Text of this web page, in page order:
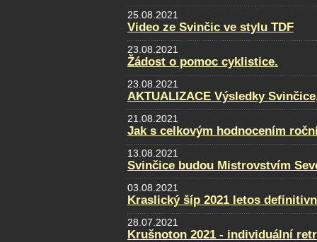
25.08.2021
Video ze Svinčic ve stylu TDF
23.08.2021
Žádost o pomoc cyklistice.
23.08.2021
AKTUALIZACE Výsledky
21.08.2021
Jak s celkovým hodnocením
13.08.2021
Svinčice budou Mistrovstvím
03.08.2021
Kraslický šíp 2021 letos
28.07.2021
Krušnoton 2021 - individuální